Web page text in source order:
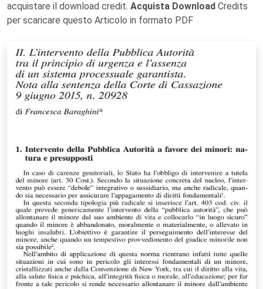
acquistare il download credit. Acquista Download Credits
per scaricare questo Articolo in formato PDF